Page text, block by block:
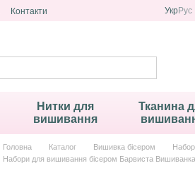
Контакти
УкрРус
Нитки для
вишивання
Тканина
Головна Каталог Вишивка бісером
Набори для вишивання бісером Барвиста Вишиванка